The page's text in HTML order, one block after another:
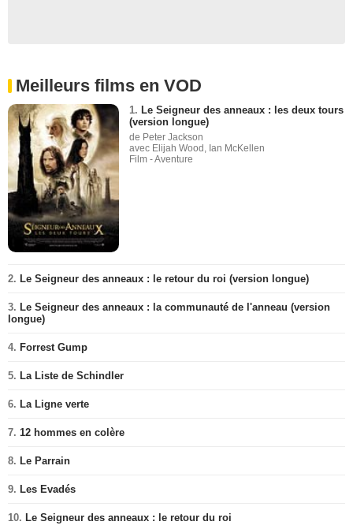
Meilleurs films en VOD
1. Le Seigneur des anneaux : les deux tours
(version longue)
de Peter Jackson
avec Elijah Wood, Ian McKellen
Film - Aventure
2. Le Seigneur des anneaux : le retour du roi (version longue)
3. Le Seigneur des anneaux : la communauté de l'anneau (version
longue)
4. Forrest Gump
5. La Liste de Schindler
6. La Ligne verte
7. 12 hommes en colère
8. Le Parrain
9. Les Evadés
10. Le Seigneur des anneaux : le retour du roi